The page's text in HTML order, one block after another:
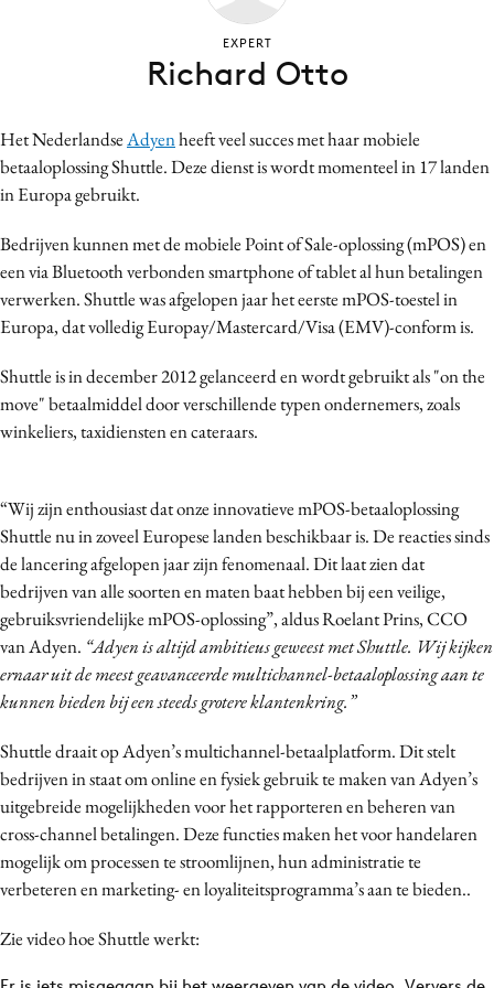
Craft
Customer Experience
Design
Digital transformation
Diversiteit
Gedragsverandering
Influencer marketing
Media
Merkstrategie
PR
Programmatic
Purpose Marketing
Reputatie & crisis
Het NederlandseAdyenheeft veel succes met haar mobiele
betaaloplossing Shuttle. Deze dienst is wordt momenteel in 17 landen
in Europa gebruikt.
Bedrijven kunnen met de mobiele Point of Sale-oplossing (mPOS) en
een via Bluetooth verbonden smartphone of tablet al hun betalingen
verwerken. Shuttle was afgelopen jaar het eerste mPOS-toestel in
Europa, dat volledig Europay/Mastercard/Visa (EMV)-conform is.
Shuttle is in december 2012 gelanceerd en wordt gebruikt als "on the
move" betaalmiddel door verschillende typen ondernemers, zoals
winkeliers, taxidiensten en cateraars.
“Wij zijn enthousiast dat onze innovatieve mPOS-betaaloplossing
Shuttle nu in zoveel Europese landen beschikbaar is. De reacties sinds
de lancering afgelopen jaar zijn fenomenaal. Dit laat zien dat
bedrijven van alle soorten en maten baat hebben bij een veilige,
gebruiksvriendelijke mPOS-oplossing”, aldus Roelant Prins, CCO
van Adyen. “Adyen is altijd ambitieus geweest met Shuttle. Wij kijken
ernaar uit de meest geavanceerde multichannel-betaaloplossing aan te
kunnen bieden bij een steeds grotere klantenkring.”
Shuttle draait op Adyen’s multichannel-betaalplatform. Dit stelt
bedrijven in staat om online en fysiek gebruik te maken van Adyen’s
uitgebreide mogelijkheden voor het rapporteren en beheren van
cross-channel betalingen. Deze functies maken het voor handelaren
mogelijk om processen te stroomlijnen, hun administratie te
verbeteren en marketing- en loyaliteitsprogramma’s aan te bieden..
Zie video hoe Shuttle werkt:
EXPERT
Richard Otto